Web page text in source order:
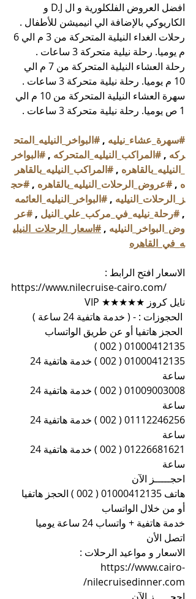
افضل العروض الفلكلورية و ال D.J و
الكاريوكي بالإضافة الي انيميشن للأطفال .
م يوميا. رحلة نيلية متحركة 3 ساعات .
رحلة العشاء النيلية المتحركة من 7 م الي
10 م يوميا. رحلة نيلية متحركة 3 ساعات .
سهرة العشاء النيلية المتحركة من 10 م الي
1 ص يوميا. رحلة نيلية متحركة 3 ساعات .
#سهرة_عشاء_نيليه , #البواخر_النيليه_المتح
ركه , #المراكب_النيليه_المتحركه , #البواخر
_النيليه_بالقاهره , #المراكب_النيليه_بالقاهر
ه , #عروض_الرحلات_النيليه_بالقاهره , #حج
ز_الرحلات_النيليه , #البواخر_النيليه_العائمه
, #رحلة_نيليه_في_مركب_علي_النيل , #عر
وض_البواخر_النيليه , #اسعار_الرحلات_النيلي
ه_في_القاهره
الاسعار افتح الرابط :
https://www.nilecruise-cairo.com/
نايل كروز ★★★★★ VIP
الحجوزات : - ( خدمة هاتفية 24 ساعة )
الحجز هاتفيا أو عن طريق الواتساب
01000412135 ( 002 )
ساعة
ساعة
ساعة
ساعة
احجـــــز الآن
هاتف 01000412135 ( 002 ) الحجز هاتفيا
أو من خلال الواتساب
خدمة هاتفية + واتساب 24 ساعة يوميا
اتصل الأن
الاسعار و مواعيد الرحلات :
https://www.cairo-
nilecruisedinner.com/